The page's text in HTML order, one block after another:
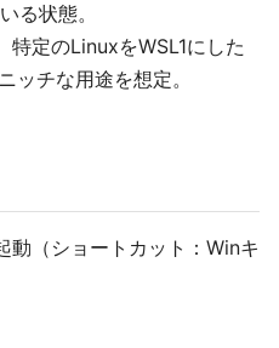
る状態。
特定のLinuxをWSL1にした
ッチな用途を想定。
動（ショートカット：Winキ